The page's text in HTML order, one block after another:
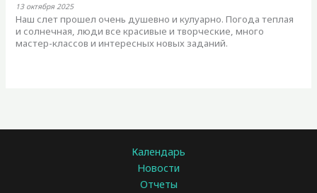
13 октября 2025
Наш слет прошел очень душевно и кулуарно. Погода теплая
и солнечная, люди все красивые и творческие, много
мастер-классов и интересных новых заданий.
Календарь
Новости
Отчеты